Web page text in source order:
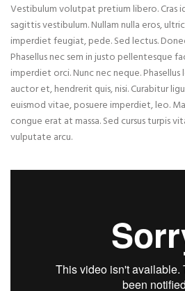
Vestibulum volutpat pretium libero. Cras
sagittis vestibulum. Nullam nulla eros,
imperdiet feugiat, pede. Sed lectus.
Phasellus nec sem in justo pellentesque
imperdiet orci. Nunc nec neque.
auctor et, hendrerit quis, nisi. Curabitur
euismod vitae, posuere imperdiet, leo.
congue erat at massa. Sed cursus turpis
vulputate arcu.